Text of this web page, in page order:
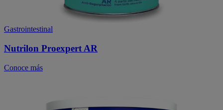
Gastrointestinal
Nutrilon Proexpert AR
Conoce más